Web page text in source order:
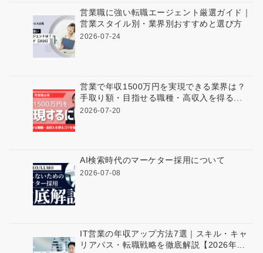
営業職に強い転職エージェント厳選ガイド｜
営業スタイル別・業界別おすすめと選び方
2026-07-24
営業で年収1500万円を実現できる業界は？
手取り額・目指せる職種・高収入を得る...
2026-07-20
AI検索時代のマーケター採用について
2026-07-08
IT営業の年収アップ方法7選｜スキル・キャ
リアパス・転職戦略を徹底解説【2026年...